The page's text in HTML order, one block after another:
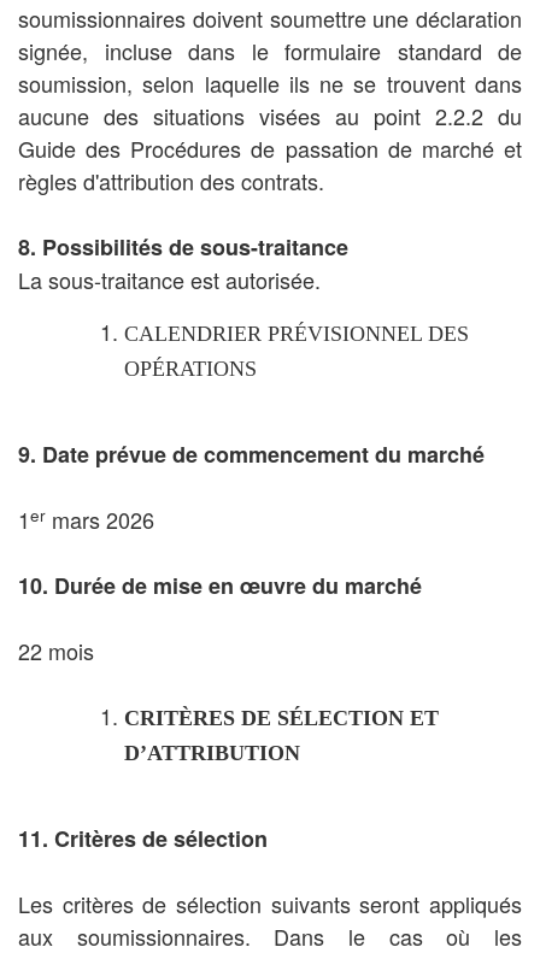
soumissionnaires doivent soumettre une déclaration
signée, incluse dans le formulaire standard de
soumission, selon laquelle ils ne se trouvent dans
aucune des situations visées au point 2.2.2 du
Guide des Procédures de passation de marché et
règles d'attribution des contrats.
8. Possibilités de sous-traitance
La sous-traitance est autorisée.
CALENDRIER PRÉVISIONNEL DES
OPÉRATIONS
9. Date prévue de commencement du marché
1er mars 2026
10. Durée de mise en œuvre du marché
22 mois
CRITÈRES DE SÉLECTION ET
D’ATTRIBUTION
11. Critères de sélection
Les critères de sélection suivants seront appliqués
aux soumissionnaires. Dans le cas où les